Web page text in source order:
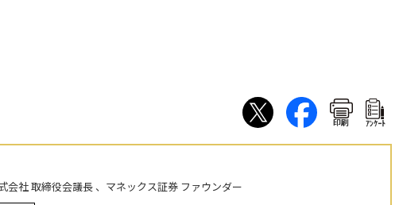
印刷 ｱﾝｹｰﾄ
会社 取締役会議長 、マネックス証券 ファウンダー